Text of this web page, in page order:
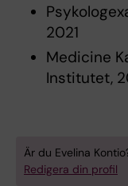
2021
Medicine
Institutet,
Är du Evelina
Redigera din profil